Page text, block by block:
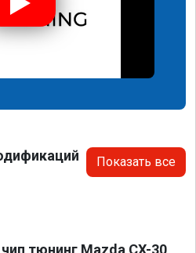
Показать все
тюнинг Mazda CX-30